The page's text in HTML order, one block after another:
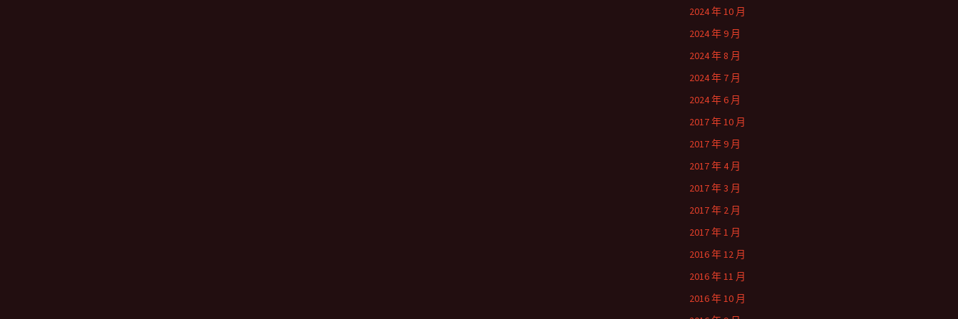
2024 年 10 月
2024 年 9 月
2024 年 8 月
2024 年 7 月
2024 年 6 月
2017 年 10 月
2017 年 9 月
2017 年 4 月
2017 年 3 月
2017 年 2 月
2017 年 1 月
2016 年 12 月
2016 年 11 月
2016 年 10 月